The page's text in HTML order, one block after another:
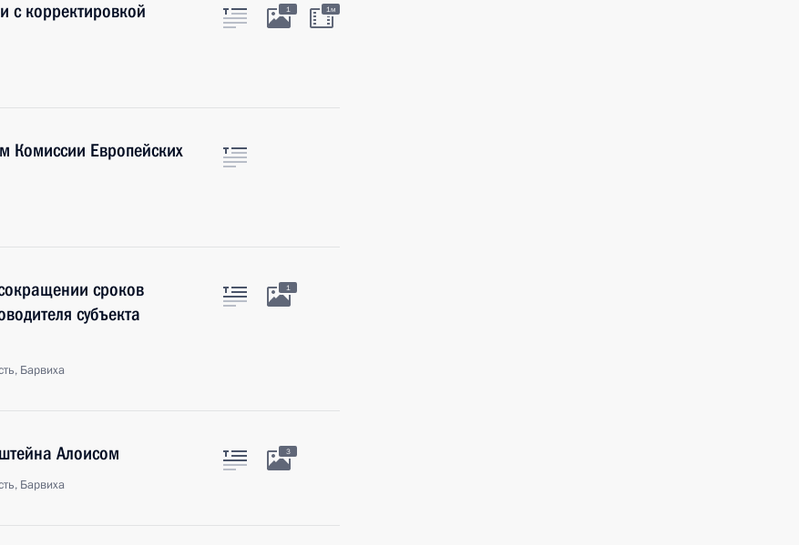
с корректировкой
1 1м
Комиссии Европейских
сроков
субъекта
Барвиха
1
Алоисом
Барвиха
3